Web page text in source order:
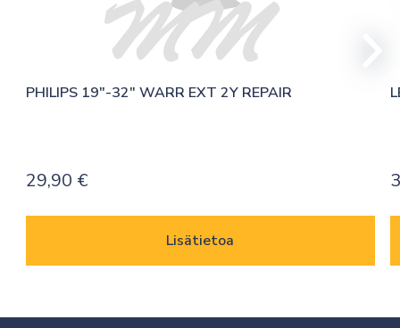
PHILIPS 19″-32″ WARR EXT 2Y REPAIR
29,90 €
Lisätietoa